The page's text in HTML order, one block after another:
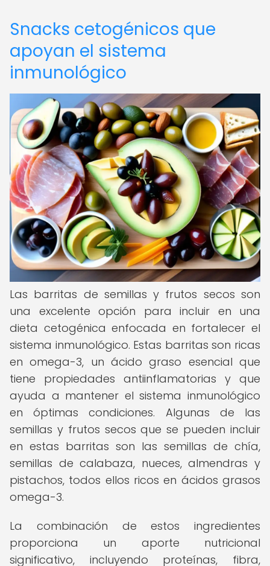
Snacks cetogénicos que
apoyan el sistema
inmunológico
Las barritas de semillas y frutos secos son
una excelente opción para incluir en una
dieta cetogénica enfocada en fortalecer el
sistema inmunológico. Estas barritas son ricas
en omega-3, un ácido graso esencial que
tiene propiedades antiinflamatorias y que
ayuda a mantener el sistema inmunológico
en óptimas condiciones. Algunas de las
semillas y frutos secos que se pueden incluir
en estas barritas son las semillas de chía,
semillas de calabaza, nueces, almendras y
pistachos, todos ellos ricos en ácidos grasos
omega-3.
La combinación de estos ingredientes
proporciona un aporte nutricional
significativo, incluyendo proteínas, fibra,